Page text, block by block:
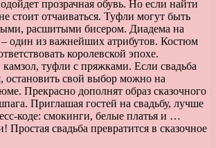
прозрачная обувь. Но если найти
стоит отчаиваться. Туфли могут быть
расшитыми бисером. Диадема на
– один из важнейших атрибутов. Костюм
королевской эпохе.
туфли с пряжками. Если свадьба
остановить свой выбор можно на
Прекрасно дополнят образ сказочного
Приглашая гостей на свадьбу, лучше
коде: смокинги, белые платья и …
Простая свадьба превратится в сказочное